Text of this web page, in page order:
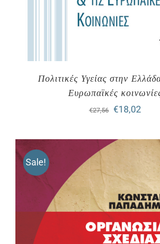
Πολιτικές Υγείας στην
Ευρωπαϊκές
€27,56
Original
was:
€27,56.
€18,02Η
τιμή
Sale!